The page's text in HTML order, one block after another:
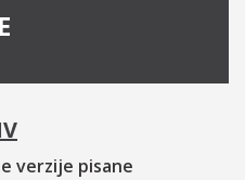
verzije pisane